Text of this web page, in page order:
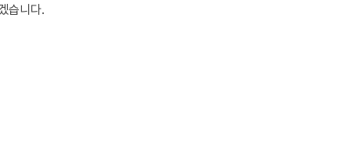
습니다.